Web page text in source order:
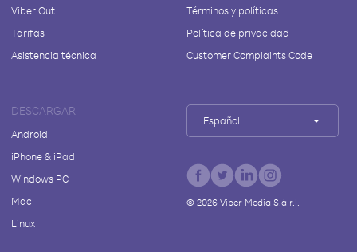
Viber Out
Tarifas
Asistencia técnica
Términos y políticas
Política de privacidad
Customer Complaints Code
DESCARGAR
Android
iPhone & iPad
Windows PC
Mac
Linux
Español
© 2026Viber Media S.à r.l.